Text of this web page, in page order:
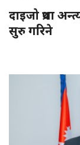
दाइजो प्रथा
सुरु गरिने